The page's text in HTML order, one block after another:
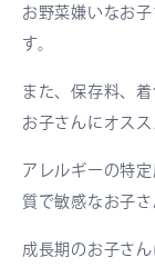
お野菜嫌いなお
す。
また、保存料、
お子さんにオスス
アレルギーの特
質で敏感なお子さ
成長期のお子さ